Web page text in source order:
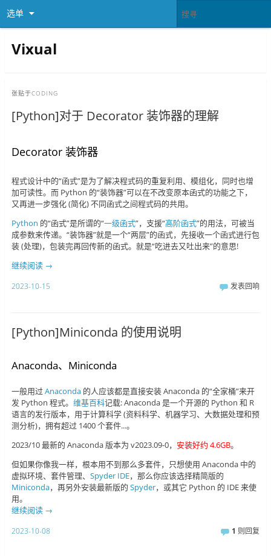
选单
Vixual
张贴于CODING
[Python]对于 Decorator 装饰器的理解
Decorator 装饰器
程式设计中的“函式”是为了解决程式码的重复利用、模组化，同时也增
加可读性。而 Python 的“装饰器”可以在不改变原本函式的功能之下，
又再进一步强化 (简化) 不同函式之间程式码的共用。
Python 的“函式”是所谓的“一级函式”，支援“高阶函式”的用法，可被当
成参数来传递。“装饰器”就是一个“两层”的函式，先接收一个函式进行包
装 (处理)，包装完再回传新的函式。就是“吃进去又吐出来”的意思!
继续阅读 →
2023-10-15 发表回响
[Python]Miniconda 的使用说明
Anaconda、Miniconda
一般用过Anaconda的人应该都是直接安装 Anaconda 的“全家桶”来开
发 Python 程式。 维基百科记载: Anaconda 是一个开源的 Python 和 R
语言的发行版本，用于计算科学 (资料科学、机器学习、大数据处理和预
测分析)，拥有超过 1400 个套件...。
2023/10 最新的 Anaconda 版本为 v2023.09-0， 安装好约 4.6GB。
但如果你像我一样，根本用不到那么多套件，只想使用 Anaconda 中的
虚拟环境、套件管理、 Spyder IDE，那么你应该选择精简版的
Miniconda，再另外安装最新版的 Spyder，或其它 Python 的 IDE 来使
用。
继续阅读 →
2023-10-08 1 则回复